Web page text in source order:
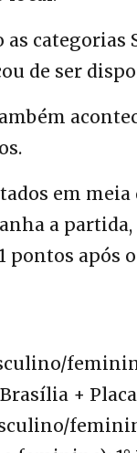
categorias
de ser
em
a
pontos após
+